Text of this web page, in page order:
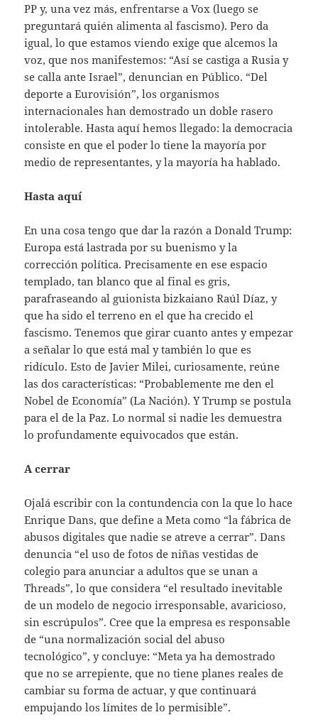
PP y, una vez más, enfrentarse a Vox (luego se
preguntará quién alimenta al fascismo). Pero da
igual, lo que estamos viendo exige que alcemos la
voz, que nos manifestemos: “Así se castiga a Rusia y
se calla ante Israel”, denuncian en Público. “Del
deporte a Eurovisión”, los organismos
internacionales han demostrado un doble rasero
intolerable. Hasta aquí hemos llegado: la democracia
consiste en que el poder lo tiene la mayoría por
medio de representantes, y la mayoría ha hablado.
Hasta aquí
En una cosa tengo que dar la razón a Donald Trump:
Europa está lastrada por su buenismo y la
corrección política. Precisamente en ese espacio
templado, tan blanco que al final es gris,
parafraseando al guionista bizkaiano Raúl Díaz, y
que ha sido el terreno en el que ha crecido el
fascismo. Tenemos que girar cuanto antes y empezar
a señalar lo que está mal y también lo que es
ridículo. Esto de Javier Milei, curiosamente, reúne
las dos características: “Probablemente me den el
Nobel de Economía” (La Nación). Y Trump se postula
para el de la Paz. Lo normal si nadie les demuestra
lo profundamente equivocados que están.
A cerrar
Ojalá escribir con la contundencia con la que lo hace
Enrique Dans, que define a Meta como “la fábrica de
abusos digitales que nadie se atreve a cerrar”. Dans
denuncia “el uso de fotos de niñas vestidas de
colegio para anunciar a adultos que se unan a
Threads”, lo que considera “el resultado inevitable
de un modelo de negocio irresponsable, avaricioso,
sin escrúpulos”. Cree que la empresa es responsable
de “una normalización social del abuso
tecnológico”, y concluye: “Meta ya ha demostrado
que no se arrepiente, que no tiene planes reales de
cambiar su forma de actuar, y que continuará
empujando los límites de lo permisible”.